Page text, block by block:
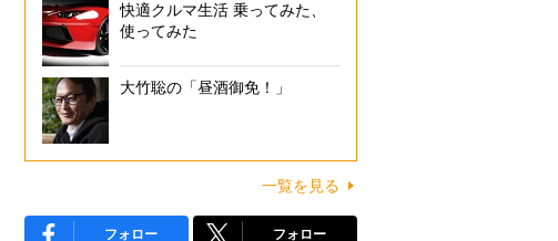
快適クルマ生活 乗ってみた、
使ってみた
大竹聡の「昼酒御免！」
一覧を見る
フォロー フォロー